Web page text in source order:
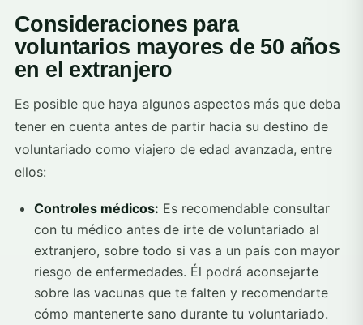
Consideraciones para
voluntarios mayores de 50 años
en el extranjero
Es posible que haya algunos aspectos más que deba
tener en cuenta antes de partir hacia su destino de
voluntariado como viajero de edad avanzada, entre
ellos:
Controles médicos: Es recomendable consultar
con tu médico antes de irte de voluntariado al
extranjero, sobre todo si vas a un país con mayor
riesgo de enfermedades. Él podrá aconsejarte
sobre las vacunas que te falten y recomendarte
cómo mantenerte sano durante tu voluntariado.